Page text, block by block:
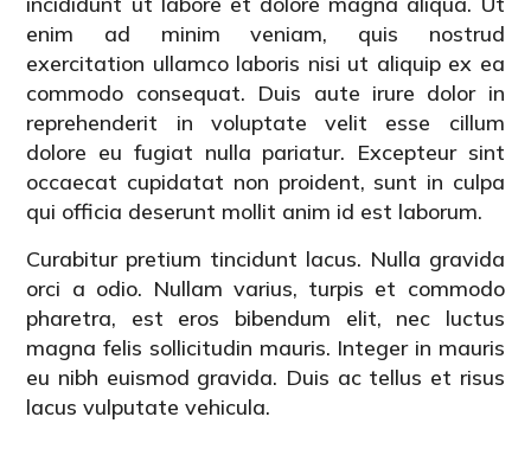
enim ad minim veniam, quis nostrud
exercitation ullamco laboris nisi ut aliquip ex ea
commodo consequat. Duis aute irure dolor in
reprehenderit in voluptate velit esse cillum
dolore eu fugiat nulla pariatur. Excepteur sint
occaecat cupidatat non proident, sunt in culpa
qui officia deserunt mollit anim id est laborum.
Curabitur pretium tincidunt lacus. Nulla gravida
orci a odio. Nullam varius, turpis et commodo
pharetra, est eros bibendum elit, nec luctus
magna felis sollicitudin mauris. Integer in mauris
eu nibh euismod gravida. Duis ac tellus et risus
lacus vulputate vehicula.